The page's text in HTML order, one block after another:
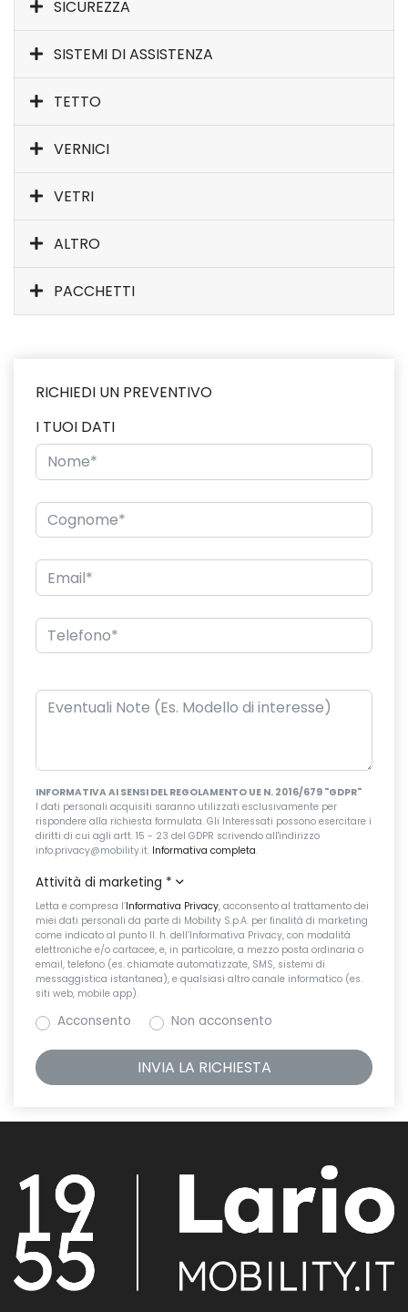
SICUREZZA
SISTEMI DI ASSISTENZA
TETTO
VERNICI
VETRI
ALTRO
PACCHETTI
RICHIEDI UN PREVENTIVO
I TUOI DATI
INFORMATIVA AI SENSI DEL REGOLAMENTO UE N. 2016/679 "GDPR"
I dati personali acquisiti saranno utilizzati esclusivamente per
rispondere alla richiesta formulata. Gli Interessati possono esercitare i
diritti di cui agli artt. 15 - 23 del GDPR scrivendo all'indirizzo
info.privacy@mobility.it. Informativa completa.
Attività di marketing *
Letta e compresa l’Informativa Privacy, acconsento al trattamento dei
miei dati personali da parte di Mobility S.p.A. per finalità di marketing
come indicato al punto II. h. dell’Informativa Privacy, con modalità
elettroniche e/o cartacee, e, in particolare, a mezzo posta ordinaria o
email, telefono (es. chiamate automatizzate, SMS, sistemi di
messaggistica istantanea), e qualsiasi altro canale informatico (es.
siti web, mobile app).
Acconsento Non acconsento